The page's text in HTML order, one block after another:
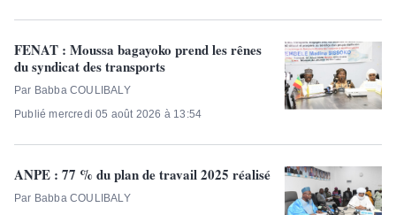
FENAT : Moussa bagayoko prend les rênes
du syndicat des transports
Par Babba COULIBALY
Publié mercredi 05 août 2026 à 13:54
ANPE : 77 % du plan de travail 2025 réalisé
Par Babba COULIBALY